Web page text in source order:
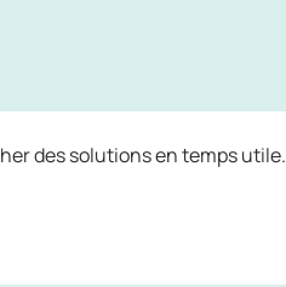
des solutions en temps utile.